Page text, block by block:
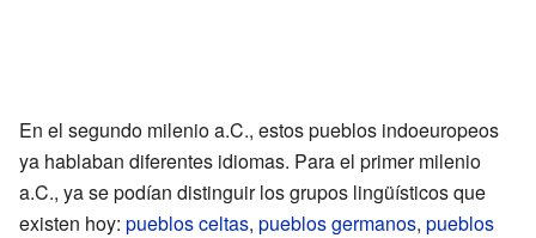
En el segundo milenio a.C., estos pueblos indoeuropeos
ya hablaban diferentes idiomas. Para el primer milenio
a.C., ya se podían distinguir los grupos lingüísticos que
existen hoy: pueblos celtas, pueblos germanos, pueblos